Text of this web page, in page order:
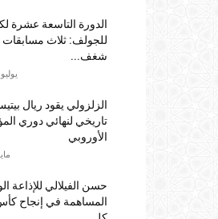
الدورة التاسعة عشرة
للجولف: ثلاث
شغف...
يوليو 11, 2024 12:31
الزلزولي يقود ريال
تاريخي لنهائي دوري
الأوروبي
مايو 8,
حسن الفيلالي للإذاعة
المساهمة في إنجاح